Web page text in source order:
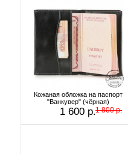
Кожаная обложка на паспорт
"Ванкувер" (чёрная)
1 600 р.1 800 р.